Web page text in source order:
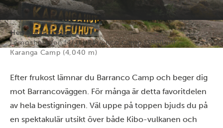
Hem
Aktiviteter
Lemosholeden (4/7) | Barranco Camp (3950 m) –
Karanga Camp (4,040 m)
Efter frukost lämnar du Barranco Camp och beger dig
mot Barrancoväggen. För många är detta favoritdelen
av hela bestigningen. Väl uppe på toppen bjuds du på
en spektakulär utsikt över både Kibo-vulkanen och